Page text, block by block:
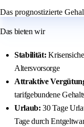
Das prognostizierte
Das bieten wir
Stabilität:
Altersvorsorge
Attraktive
tarifgebundene
Urlaub: 30 Tage
Tage durch